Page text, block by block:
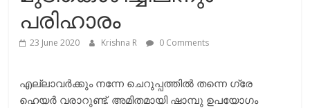
പരിഹാരം
23 June 2020 Krishna R 0 Comments
എല്ലാവര്‍ക്കും നന്നേ ചെറുപ്പത്തില്‍ തന്നെ ഗ്രേ
ഹെയര്‍ വരാറുണ്ട്. അമിതമായി ഷാമ്പു ഉപയോഗം